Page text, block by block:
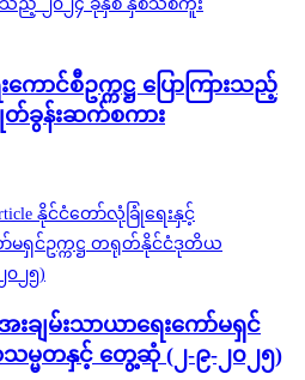
ောင်စီဥက္ကဋ္ဌ ပြောကြားသည့်
တ်ခွန်းဆက်စကား
ချမ်းသာယာရေးကော်မရှင်
မ္မတနှင့် တွေ့ဆုံ (၂-၉-၂၀၂၅)